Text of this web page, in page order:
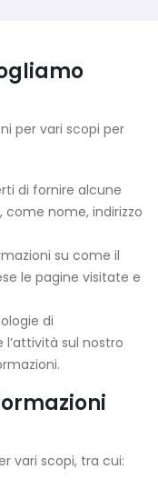
per vari scopi per
di fornire alcune
nome, indirizzo
su come il
le pagine visitate e
di
sul nostro
vari scopi, tra cui: